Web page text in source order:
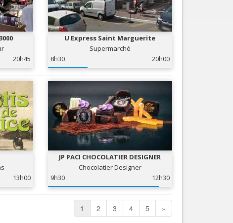
20h45
U Express Saint Marguerite
Supermarché
8h30
20h00
13h00
JP PACI CHOCOLATIER DESIGNER
Chocolatier Designer
9h30
12h30
1 2 3 4 5 »